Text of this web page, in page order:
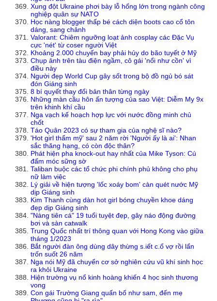
Xung đột Ukraine phơi bày lỗ hổng lớn trong ngành công
nghiệp quân sự NATO
Học nàng blogger thấp bé cách diện boots cao cổ tôn
dáng, sang chảnh
Valorant: Chiêm ngưỡng loạt ảnh cosplay các Đặc Vụ
cực 'nét' từ coser người Việt
Khoảng 2.000 chuyến bay phải hủy do bão tuyết ở Mỹ
Chụp ảnh trên tàu điện ngầm, cô gái 'nổi như cồn' vì
điều này
Người đẹp World Cup gây sốt trong bộ đồ ngủ bó sát
đón Giáng sinh
8 bí quyết thay đổi bản thân từng ngày
Những màn cầu hôn ấn tượng của sao Việt: Diễm My 9x
trên khinh khí cầu
Nga vạch kế hoạch hợp lực với nước đồng minh chủ
chốt
Táo Quân 2023 có sự tham gia của nghệ sĩ nào?
'Hot girl thẩm mỹ' sau 2 năm rời 'Người ấy là ai': Nhan
sắc thăng hạng, có còn độc thân?
Phát hiện pha knock-out hay nhất của Mike Tyson: Cú
đấm móc sững sờ
Taliban buộc các tổ chức phi chính phủ không cho phụ
nữ làm việc
Lý giải về hiện tượng 'lốc xoáy bom' càn quét nước Mỹ
dịp Giáng sinh
Kim Thanh cùng dàn hot girl bóng chuyền khoe dáng
đẹp dịp Giáng sinh
"Nàng tiên cá" 19 tuổi tuyệt đẹp, gây náo động đường
bơi và sàn catwalk
Trung Quốc nhất trí thông quan với Hong Kong vào giữa
tháng 1/2023
Bắt người đàn ông dùng dây thừng s.iết c.ổ vợ rồi lẩn
trốn suốt 26 năm
Nga nói Mỹ đã chuyển cơ sở nghiên cứu vũ khí sinh học
ra khỏi Ukraine
Hiện trường vụ nổ kinh hoàng khiến 4 học sinh thương
vong
Con gái Trường Giang quấn bố như sam, đến mẹ